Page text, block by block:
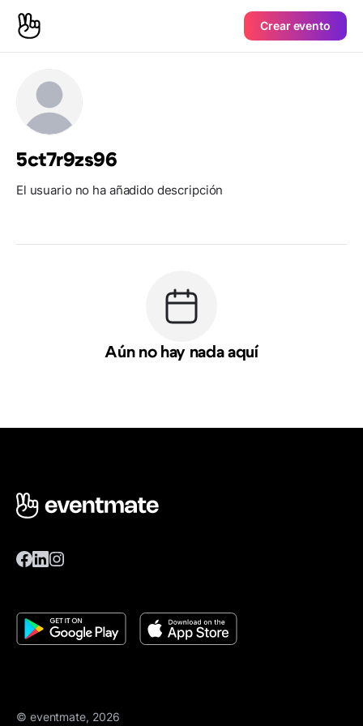
Crear evento
5ct7r9zs96
El usuario no ha añadido descripción
Aún no hay nada aquí
© eventmate, 2026